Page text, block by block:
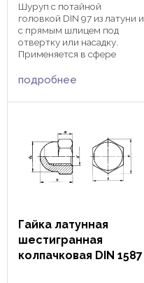
Шуруп с потайной
головкой DIN 97 из латуни и
с прямым шлицем под
отвертку или насадку.
Применяется в сфере
мебельно-фурнитурном
производстве. Диаметр
латунного шурупа от 3 до 6
подробнее
Гайка латунная
шестигранная
колпачковая DIN 1587